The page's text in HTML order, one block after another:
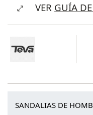
Hurricane
VER GUÍA
SANDALIAS DE